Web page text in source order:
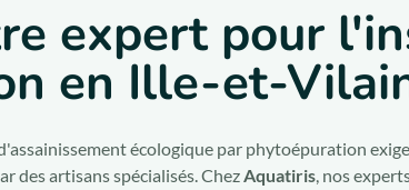
expert pour
en Ille-et-
écologique par phytoépuration
des artisans spécialisés. ChezAquatiris, nos